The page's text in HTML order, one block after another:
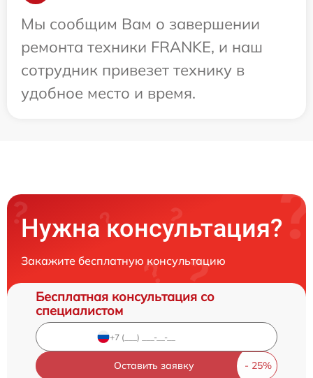
Мы сообщим Вам о завершении
ремонта техники FRANKE, и наш
сотрудник привезет технику в
удобное место и время.
Нужна консультация?
Закажите бесплатную консультацию
Бесплатная консультация со
специалистом
Оставить заявку